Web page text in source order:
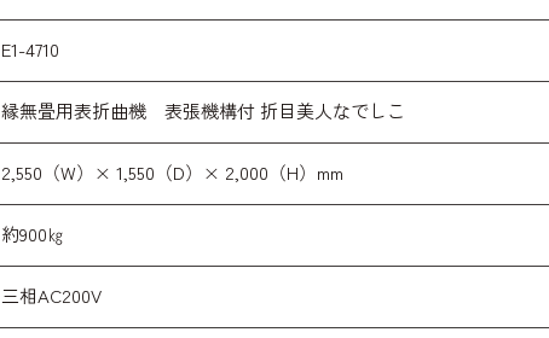
E1-4710
縁無畳用表折曲機 表張機構付 折目美人なでしこ
2,550（W）× 1,550（D）× 2,000（H）mm
約900㎏
三相AC200V